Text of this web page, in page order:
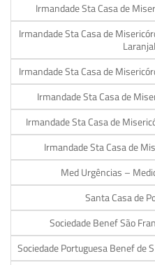
Irmandade Sta Casa de
Irmandade Sta Casa de
Irmandade Sta Casa de
Irmandade Sta Casa de
Irmandade Sta Casa de
Irmandade Sta Casa de
Med Urgências –
Santa Casa de
Sociedade Benef São
Sociedade Portuguesa Benef de